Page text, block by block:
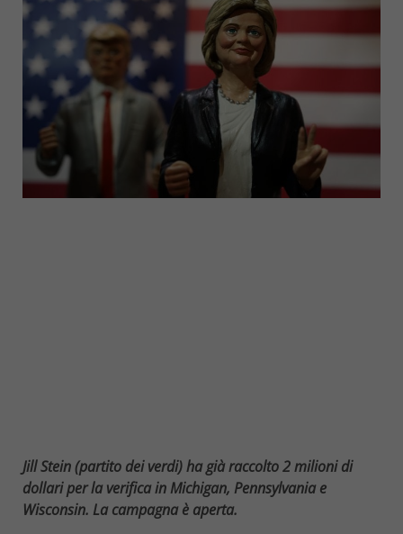
Jill Stein (partito dei verdi) ha già raccolto 2 milioni di
dollari per la verifica in Michigan, Pennsylvania e
Wisconsin. La campagna è aperta.